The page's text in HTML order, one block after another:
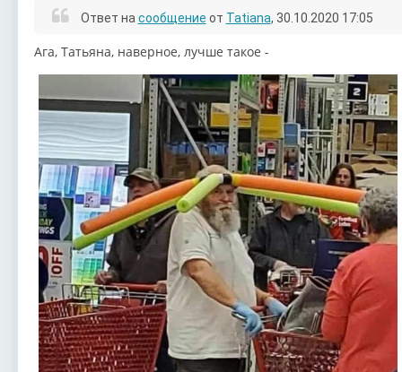
Ответ насообщение от Tatiana, 30.10.2020 17:05
Ага, Татьяна, наверное, лучше такое -